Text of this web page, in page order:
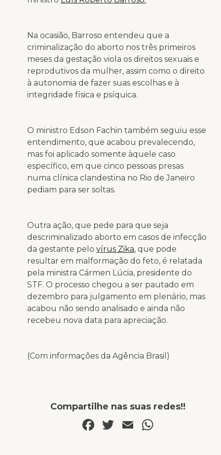
Na ocasião, Barroso entendeu que a
criminalização do aborto nos três primeiros
meses da gestação viola os direitos sexuais e
reprodutivos da mulher, assim como o direito
à autonomia de fazer suas escolhas e à
integridade física e psíquica.
O ministro Edson Fachin também seguiu esse
entendimento, que acabou prevalecendo,
mas foi aplicado somente àquele caso
específico, em que cinco pessoas presas
numa clínica clandestina no Rio de Janeiro
pediam para ser soltas.
Outra ação, que pede para que seja
descriminalizado aborto em casos de infecção
da gestante pelo vírus Zika, que pode
resultar em malformação do feto, é relatada
pela ministra Cármen Lúcia, presidente do
STF. O processo chegou a ser pautado em
dezembro para julgamento em plenário, mas
acabou não sendo analisado e ainda não
recebeu nova data para apreciação.
(Com informações da Agência Brasil)
Compartilhe nas suas redes!!
Facebook
Twitter
Email